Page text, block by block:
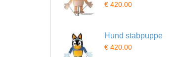
€ 420.00
Hund stabpuppe
€ 420.00